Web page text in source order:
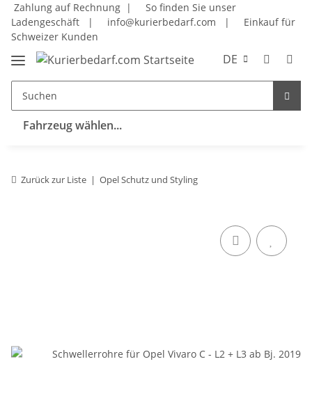
Zahlung auf Rechnung |
So finden Sie unser
Ladengeschäft
| info@kurierbedarf.com |
Einkauf für
Schweizer Kunden
DE
Fahrzeug wählen...
Zurück zur Liste Opel Schutz und Styling